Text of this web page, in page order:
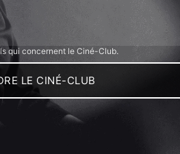
qui concernent le Ciné-Club.
LE CINÉ-CLUB